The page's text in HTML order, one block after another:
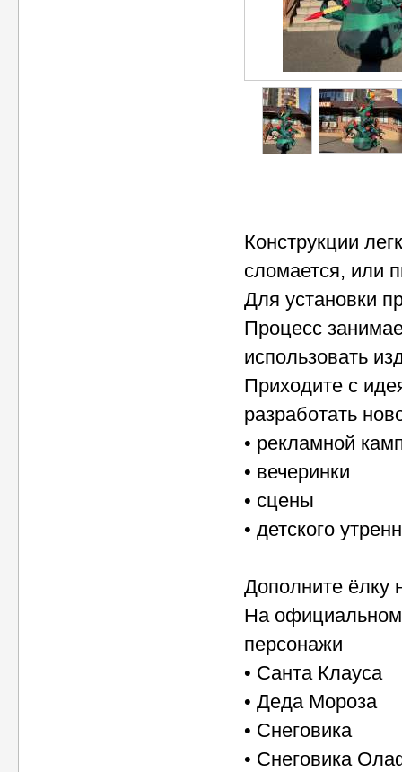
Конструкции
сломается, или
Для установки
Процесс
использовать
Приходите с
разработать
• рекламной
• вечеринки
• сцены
• детского
Дополните ёлку
На официальном
персонажи
• Санта Клауса
• Деда Мороза
• Снеговика
• Снеговика